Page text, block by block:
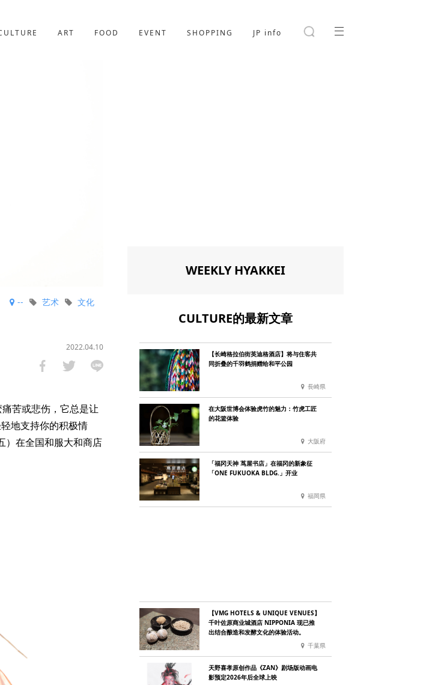
ART FOOD EVENT SHOPPING JP info
-- 文化
艺术
2022.04.10
苦或悲伤，它总是让
地支持你的积极情
）在全国和服大和商店
WEEKLY HYAKKEI
CULTURE的最新文章
【长崎格拉伯街英迪格酒店】将与住客共
同折叠的千羽鹤捐赠给和平公园
長崎県
在大阪世博会体验虎竹的魅力：竹虎工匠
的花篮体验
大阪府
「福冈天神 茑屋书店」在福冈的新象征
「ONE FUKUOKA BLDG.」开业
福岡県
【VMG HOTELS & UNIQUE VENUES】
千叶佐原商业城酒店 NIPPONIA 现已推
出结合酿造和发酵文化的体验活动。
千葉県
天野喜孝原创作品《ZAN》剧场版动画电
影预定2026年后全球上映